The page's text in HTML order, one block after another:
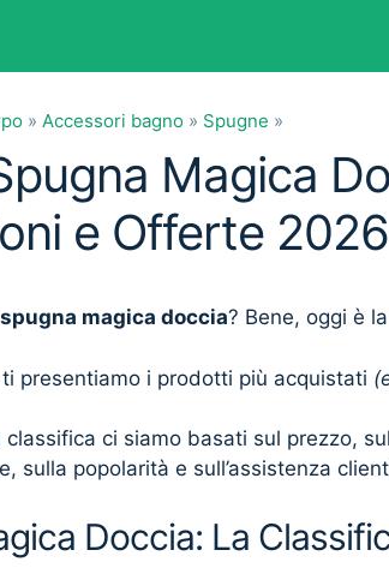
» Accessori bagno » Spugne »
Magica
e Offerte 2026
spugna magica doccia? Bene, oggi è
presentiamo i prodotti più acquistati
classifica ci siamo basati sul prezzo,
sulla popolarità e sull’assistenza
Doccia: La